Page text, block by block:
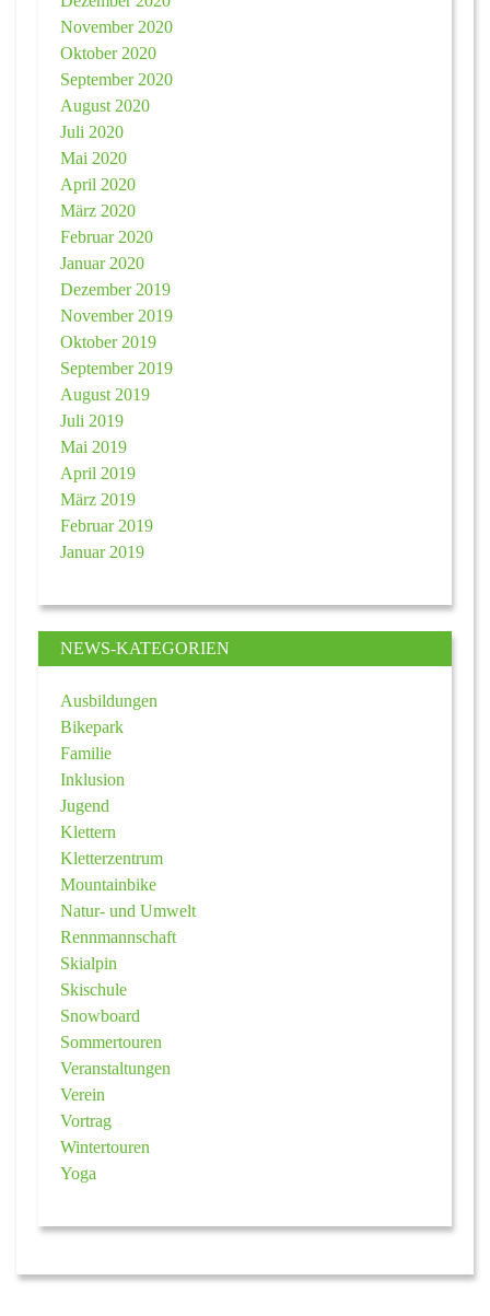
November 2020
Oktober 2020
September 2020
August 2020
Juli 2020
Mai 2020
April 2020
März 2020
Februar 2020
Januar 2020
Dezember 2019
November 2019
Oktober 2019
September 2019
August 2019
Juli 2019
Mai 2019
April 2019
März 2019
Februar 2019
Januar 2019
NEWS-KATEGORIEN
Ausbildungen
Bikepark
Familie
Inklusion
Jugend
Klettern
Kletterzentrum
Mountainbike
Natur- und Umwelt
Rennmannschaft
Skialpin
Skischule
Snowboard
Sommertouren
Veranstaltungen
Verein
Vortrag
Wintertouren
Yoga